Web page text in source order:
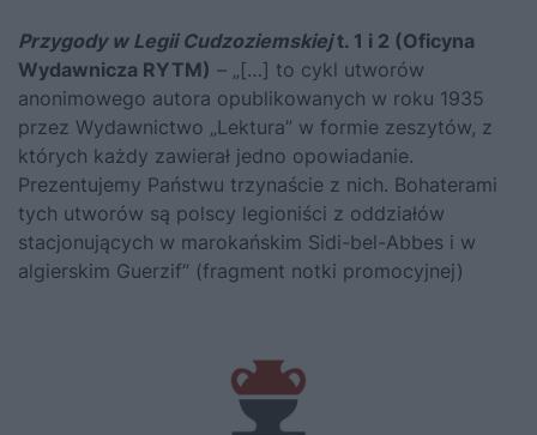
Przygody w Legii Cudzoziemskiejt. 1 i 2 (Oficyna
Wydawnicza RYTM) – „[…] to cykl utworów
anonimowego autora opublikowanych w roku 1935
przez Wydawnictwo „Lektura” w formie zeszytów, z
których każdy zawierał jedno opowiadanie.
Prezentujemy Państwu trzynaście z nich. Bohaterami
tych utworów są polscy legioniści z oddziałów
stacjonujących w marokańskim Sidi-bel-Abbes i w
algierskim Guerzif” (fragment notki promocyjnej)